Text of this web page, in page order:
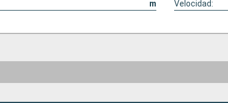
m Velocidad: